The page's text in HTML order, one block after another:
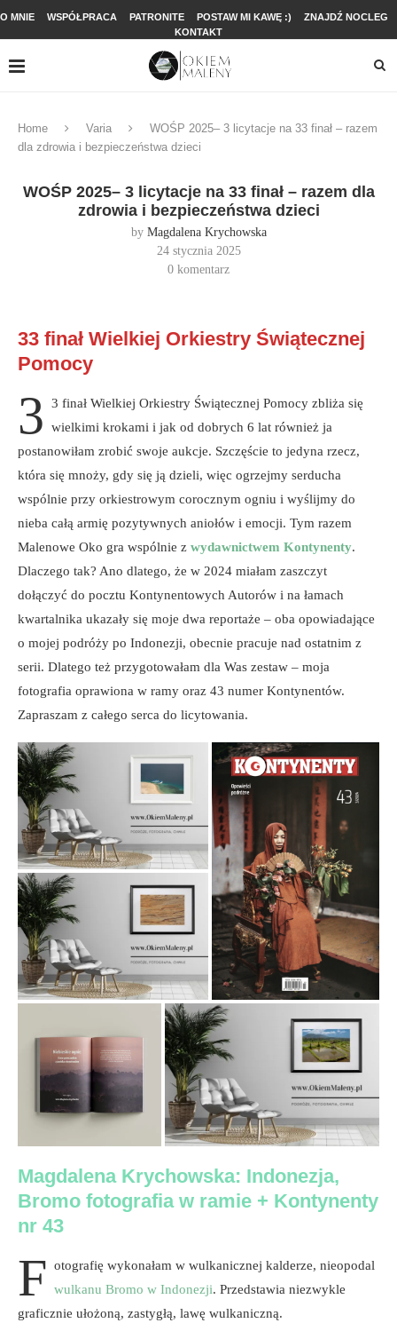
O MNIE WSPÓŁPRACA PATRONITE POSTAW MI KAWĘ :)
ZNAJDŹ NOCLEG
KONTAKT
Home Varia
WOŚP 2025– 3 licytacje na 33 finał – razem
dla zdrowia i bezpieczeństwa dzieci
WOŚP 2025– 3 licytacje na 33 finał – razem dla
zdrowia i bezpieczeństwa dzieci
by Magdalena Krychowska
24 stycznia 2025
0 komentarz
33 finał Wielkiej Orkiestry Świątecznej
Pomocy
3
3 finał Wielkiej Orkiestry Świątecznej Pomocy zbliża się
wielkimi krokami i jak od dobrych 6 lat również ja
postanowiłam zrobić swoje aukcje. Szczęście to jedyna rzecz,
która się mnoży, gdy się ją dzieli, więc ogrzejmy serducha
wspólnie przy orkiestrowym corocznym ogniu i wyślijmy do
nieba całą armię pozytywnych aniołów i emocji. Tym razem
Malenowe Oko gra wspólnie z wydawnictwem Kontynenty.
Dlaczego tak? Ano dlatego, że w 2024 miałam zaszczyt
dołączyć do pocztu Kontynentowych Autorów i na łamach
kwartalnika ukazały się moje dwa reportaże – oba opowiadające
o mojej podróży po Indonezji, obecnie pracuje nad ostatnim z
serii. Dlatego też przygotowałam dla Was zestaw – moja
fotografia oprawiona w ramy oraz 43 numer Kontynentów.
Zapraszam z całego serca do licytowania.
Magdalena Krychowska: Indonezja,
Bromo fotografia w ramie + Kontynenty
nr 43
F otografię wykonałam w wulkanicznej kalderze, nieopodal
wulkanu Bromo w Indonezji. Przedstawia niezwykle
graficznie ułożoną, zastygłą, lawę wulkaniczną.